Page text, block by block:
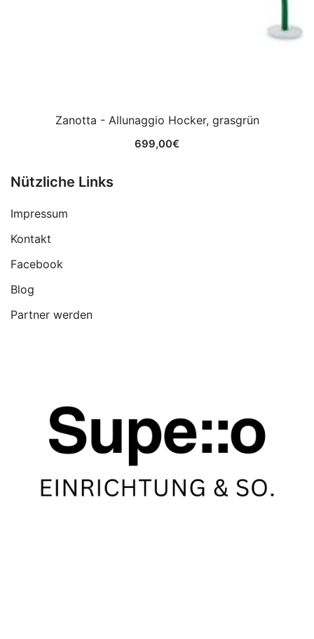
Zanotta - Allunaggio Hocker, grasgrün
699,00€
Nützliche Links
Impressum
Kontakt
Facebook
Blog
Partner werden